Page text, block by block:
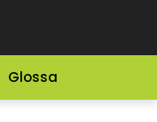
Glossary